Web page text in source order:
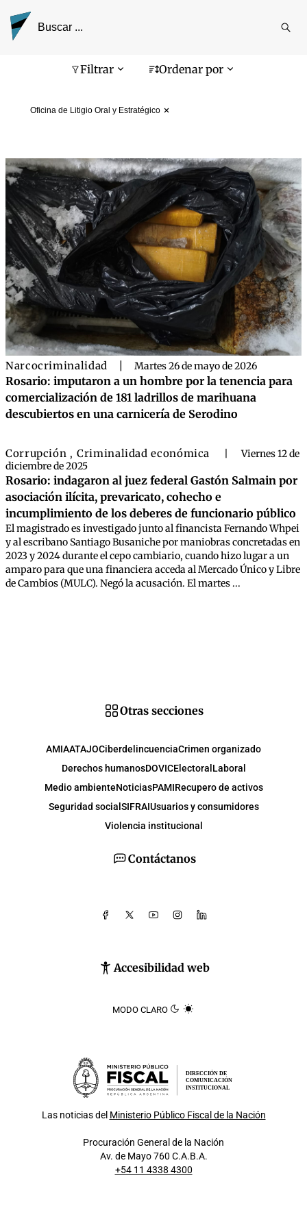
Filtrar Ordenar por
Oficina de Litigio Oral y Estratégico
Pantalla de búsqueda
Narcocriminalidad Martes 26 de mayo de 2026
Rosario: imputaron a un hombre por la tenencia para
comercialización de 181 ladrillos de marihuana
descubiertos en una carnicería de Serodino
Corrupción , Criminalidad económica
Viernes 12 de
diciembre de 2025
Rosario: indagaron al juez federal Gastón Salmain por
asociación ilícita, prevaricato, cohecho e
incumplimiento de los deberes de funcionario público
El magistrado es investigado junto al financista Fernando Whpei
y al escribano Santiago Busaniche por maniobras concretadas en
2023 y 2024 durante el cepo cambiario, cuando hizo lugar a un
amparo para que una financiera acceda al Mercado Único y Libre
de Cambios (MULC). Negó la acusación. El martes ...
Contáctanos
Accesibilidad web
MODO CLARO
Otras secciones
AMIAATAJOCiberdelincuenciaCrimen organizado
Derechos humanosDOVICElectoral Laboral
Medio ambienteNoticiasPAMIRecupero de activos
Seguridad social SIFRAIUsuarios y consumidores
Violencia institucional
DIRECCIÓN DE
COMUNICACIÓN
INSTITUCIONAL
Las noticias del Ministerio Público Fiscal de la Nación
Procuración General de la Nación
Av. de Mayo 760 C.A.B.A.
+54 11 4338 4300